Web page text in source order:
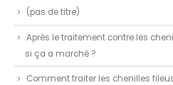
(pas de titre)
Après le traitement contre les
si ça a marché ?
Comment traiter les chenilles